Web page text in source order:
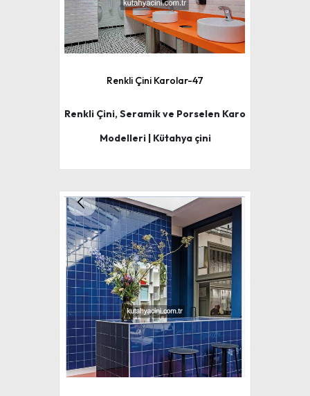
Renkli Çini Karolar-47
Renkli Çini, Seramik ve Porselen Karo
Modelleri | Kütahya çini